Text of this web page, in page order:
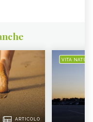
ARTICOLO
VITA